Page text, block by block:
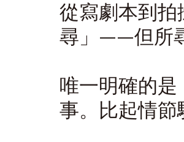
從寫劇本到
尋」——但所
唯一明確的
事。比起情